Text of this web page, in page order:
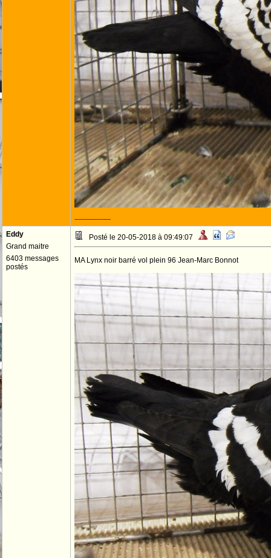
--------------------
Eddy
Grand maitre
6403 messages
postés
Posté le 20-05-2018 à 09:49:07
MA Lynx noir barré vol plein 96 Jean-Marc Bonnot